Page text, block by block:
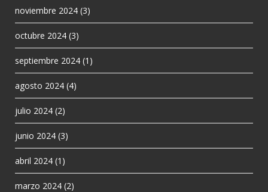
noviembre 2024 (3)
octubre 2024 (3)
septiembre 2024 (1)
agosto 2024 (4)
julio 2024 (2)
junio 2024 (3)
abril 2024 (1)
marzo 2024 (2)